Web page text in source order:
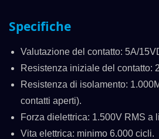
Specifiche
Valutazione del contatto: 5A/
Resistenza iniziale del contatto:
Resistenza di isolamento:
contatti aperti).
Forza dielettrica: 1.500V RMS a
Vita elettrica: minimo 6.000 cicli.